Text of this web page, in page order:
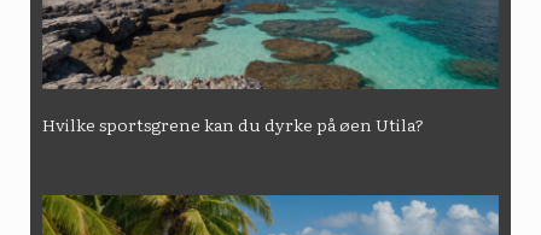
Hvilke sportsgrene kan du dyrke på øen Utila?